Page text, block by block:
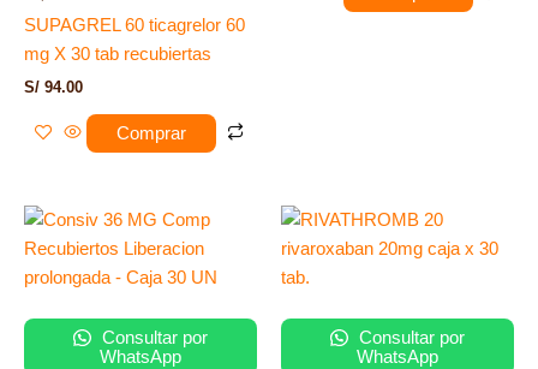
SUPAGREL 60 ticagrelor 60
mg X 30 tab recubiertas
S/ 94.00
Comprar
Consultar por
WhatsApp
Consultar por
WhatsApp